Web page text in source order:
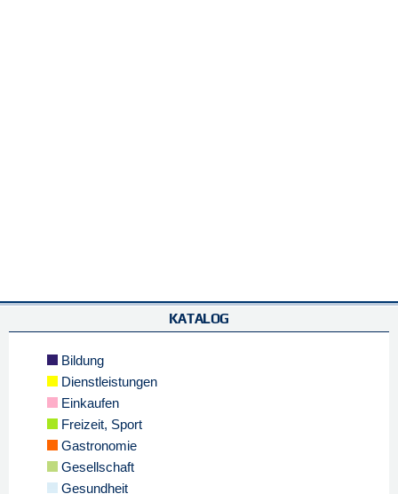
KATALOG
Bildung
Dienstleistungen
Einkaufen
Freizeit, Sport
Gastronomie
Gesellschaft
Gesundheit